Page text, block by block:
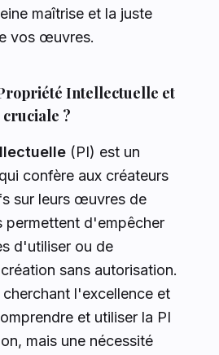
maîtrise et la juste
vos œuvres.
Intellectuelle et
?
(PI) est un
confère aux créateurs
sur leurs œuvres de
permettent d'empêcher
d'utiliser ou de
sans autorisation.
l'excellence et
et utiliser la PI
mais une nécessité